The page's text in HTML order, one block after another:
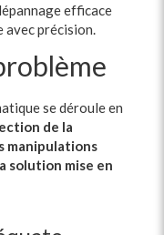
efficace
avec précision.
se déroule en
de la
manipulations
solution mise en